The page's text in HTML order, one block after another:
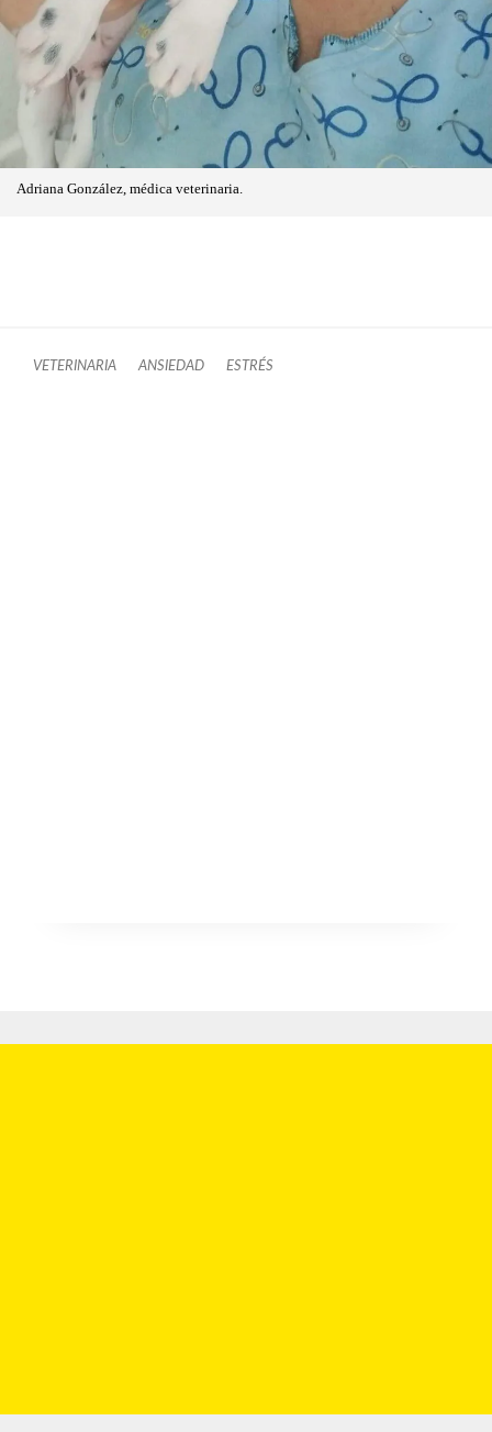
Adriana González, médica veterinaria.
VETERINARIA ANSIEDAD ESTRÉS